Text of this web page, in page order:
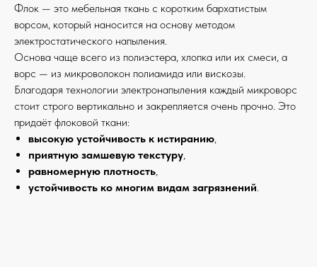
Флок — это мебельная ткань с коротким бархатистым
ворсом, который наносится на основу методом
электростатического напыления.
Основа чаще всего из полиэстера, хлопка или их смеси, а
ворс — из микроволокон полиамида или вискозы.
Благодаря технологии электронапыления каждый микроворс
стоит строго вертикально и закрепляется очень прочно. Это
придаёт флоковой ткани:
высокую устойчивость к истиранию,
приятную замшевую текстуру,
равномерную плотность,
устойчивость ко многим видам загрязнений.
korsklg@mail.ru
Эл. почта:
Вс - выходной
Телефон:
Написать нам
Мы в соцсетях